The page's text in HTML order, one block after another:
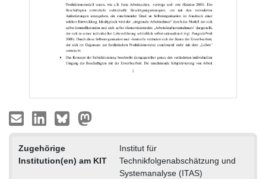
Zugehörige
Institution(en) am KIT
Institut für
Technikfolgenabschätzung und
Systemanalyse (ITAS)